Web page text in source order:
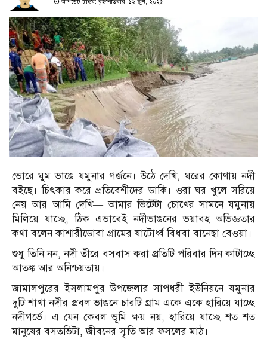
আপডেট টাইম: বৃহস্পতিবার, ১২ জুন, ২০২৫
ভোরে ঘুম ভাঙে যমুনার গর্জনে। উঠে দেখি, ঘরের কোণায় নদী
বইছে। চিৎকার করে প্রতিবেশীদের ডাকি। ওরা ঘর খুলে সরিয়ে
নেয় আর আমি দেখি— আমার ভিটেটা চোখের সামনে যমুনায়
মিলিয়ে যাচ্ছে, ঠিক এভাবেই নদীভাঙনের ভয়াবহ অভিজ্ঞতার
কথা বলেন কাশারীডোবা গ্রামের ষাটোর্ধ্ব বিধবা বানেছা বেওয়া।
শুধু তিনি নন, নদী তীরে বসবাস করা প্রতিটি পরিবার দিন কাটাচ্ছে
আতঙ্ক আর অনিশ্চয়তায়।
জামালপুরের ইসলামপুর উপজেলার সাপধরী ইউনিয়নে যমুনার
দুটি শাখা নদীর প্রবল ভাঙনে চারটি গ্রাম একে একে হারিয়ে যাচ্ছে
নদীগর্ভে। এ যেন কেবল ভূমি ক্ষয় নয়, হারিয়ে যাচ্ছে শত শত
মানুষের বসতভিটা, জীবনের স্মৃতি আর ফসলের মাঠ।